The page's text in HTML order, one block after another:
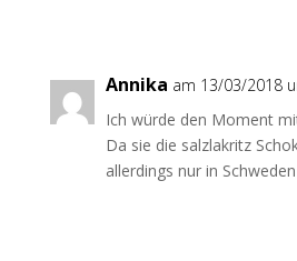
Annika am 13/03/2018
Ich würde den Moment
Da sie die salzlakritz
allerdings nur in